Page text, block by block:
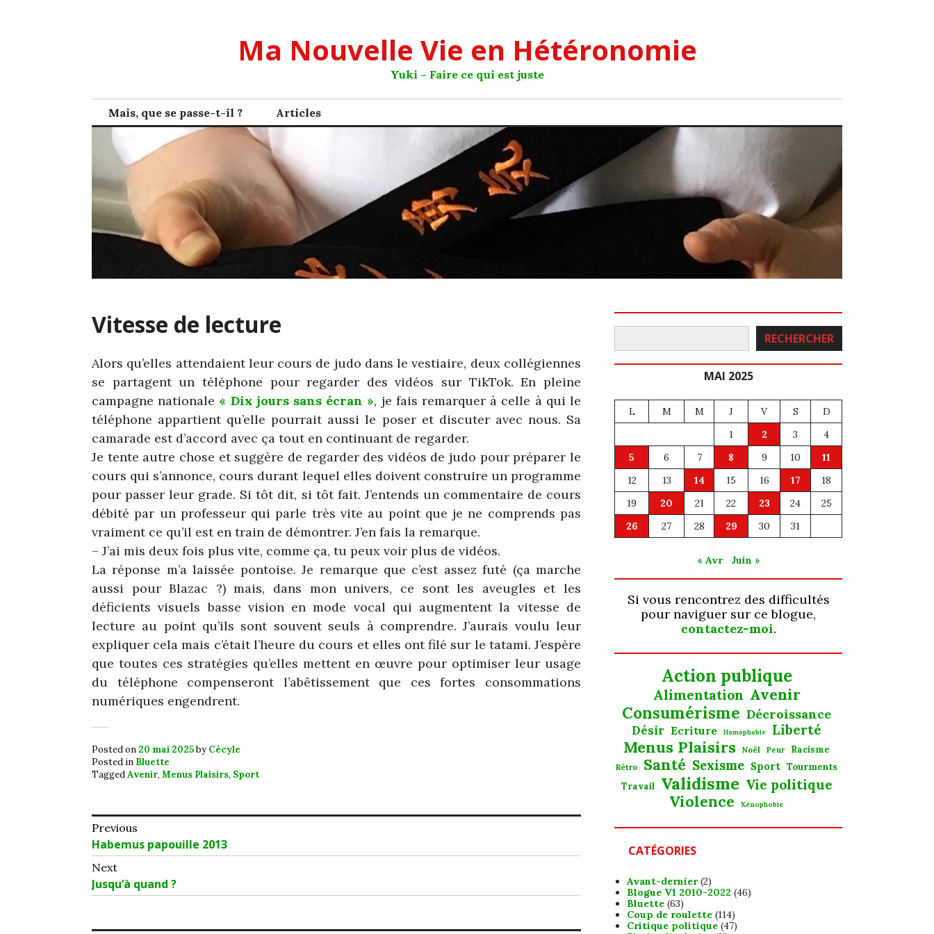
Ma Nouvelle Vie en Hétéronomie
Yuki – Faire ce qui est juste
Mais, que se passe-t-il ? Articles
Vitesse de lecture
Alors qu’elles attendaient leur cours de judo dans le vestiaire, deux collégiennes
se partagent un téléphone pour regarder des vidéos sur TikTok. En pleine
campagne nationale « Dix jours sans écran », je fais remarquer à celle à qui le
téléphone appartient qu’elle pourrait aussi le poser et discuter avec nous. Sa
camarade est d’accord avec ça tout en continuant de regarder.
Je tente autre chose et suggère de regarder des vidéos de judo pour préparer le
cours qui s’annonce, cours durant lequel elles doivent construire un programme
pour passer leur grade. Si tôt dit, si tôt fait. J’entends un commentaire de cours
débité par un professeur qui parle très vite au point que je ne comprends pas
vraiment ce qu’il est en train de démontrer. J’en fais la remarque.
– J’ai mis deux fois plus vite, comme ça, tu peux voir plus de vidéos.
La réponse m’a laissée pontoise. Je remarque que c’est assez futé (ça marche
aussi pour Blazac ?) mais, dans mon univers, ce sont les aveugles et les
déficients visuels basse vision en mode vocal qui augmentent la vitesse de
lecture au point qu’ils sont souvent seuls à comprendre. J’aurais voulu leur
expliquer cela mais c’était l’heure du cours et elles ont filé sur le tatami. J’espère
que toutes ces stratégies qu’elles mettent en œuvre pour optimiser leur usage
du téléphone compenseront l’abêtissement que ces fortes consommations
numériques engendrent.
Posted on 20 mai 2025byCécyle
Posted in Bluette
TaggedAvenir, Menus Plaisirs, Sport
Navigation
de
l’article
Previous
Previous
post:
Habemus papouille 2013
Next
Next
post:
Jusqu’à quand ?
Rechercher RECHERCHER
MAI 2025
L M M J V S
D
1
2 3
4
5
6 7 8 9 10
11
12
13 14 15 16 17
18
19
20 21 22 23 24
25
26
27 28 29 30 31
« Avr Juin »
Si vous rencontrez des difficultés
pour naviguer sur ce blogue,
contactez-moi.
Action publique
Alimentation Avenir
Consumérisme Décroissance
Désir Ecriture Homophobie Liberté
Menus Plaisirs Noël Peur
Racisme
Rétro
Santé Sexisme Sport Tourments
Travail
Validisme Vie politique
Violence Xénophobie
CATÉGORIES
Avant-dernier(2)
Blogue V1 2010-2022 (46)
Bluette(63)
Coup de roulette(114)
Critique politique(47)